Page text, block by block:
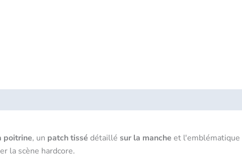
poitrine, un patch tissé détaillé sur la manche et l'emblématique
la scène hardcore.